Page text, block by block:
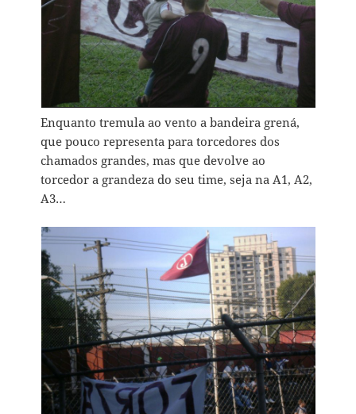
Enquanto tremula ao vento a bandeira grená,
que pouco representa para torcedores dos
chamados grandes, mas que devolve ao
torcedor a grandeza do seu time, seja na A1, A2,
A3…